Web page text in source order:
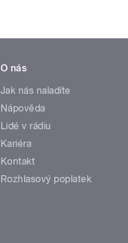
O nás
Jak nás naladíte
Nápověda
Lidé v rádiu
Kariéra
Kontakt
Rozhlasový poplatek